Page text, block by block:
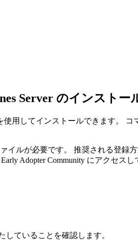
Server のインストー
用してインストールできます。
イルが必要です。 推奨される登
Early Adopter Community にアクセス
していることを確認します。